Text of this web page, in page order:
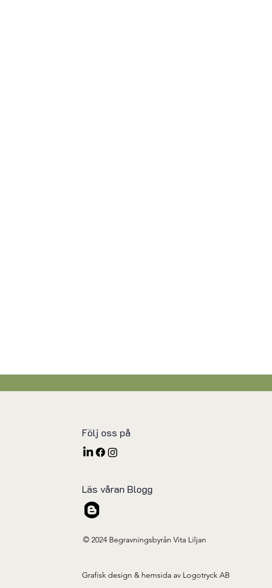
Följ oss på
Läs våran Blogg
© 2024 Begravningsbyrån Vita Liljan
Grafisk design & hemsida av Logotryck AB